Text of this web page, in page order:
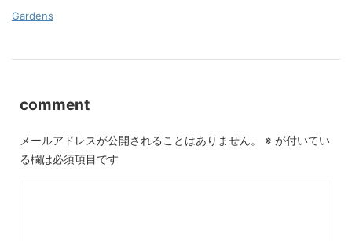
Gardens
comment
メールアドレスが公開されることはありません。 ※ が付いてい
る欄は必須項目です